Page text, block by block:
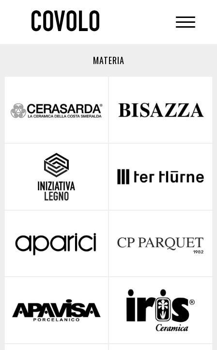
MATERIA